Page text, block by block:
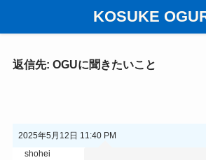
KOSUKE
返信先: OGUに聞きたいこと
2025年5月12日 11:40 PM
shohei